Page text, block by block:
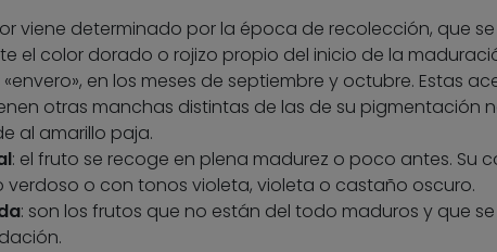
viene determinado por la época de recolección, que
el color dorado o rojizo propio del inicio de la
en los meses de septiembre y octubre. Estas
otras manchas distintas de las de su pigmentación
al amarillo paja.
: el fruto se recoge en plena madurez o poco antes. Su
verdoso o con tonos violeta, violeta o castaño oscuro.
: son los frutos que no están del todo maduros y que